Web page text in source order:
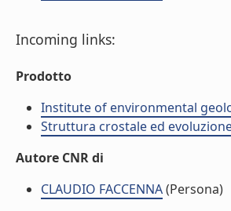
Incoming links:
Prodotto
Institute of environmental
Struttura crostale ed
Autore CNR di
CLAUDIO FACCENNA(Persona)